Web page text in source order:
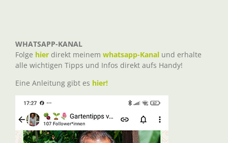
WHATSAPP-KANAL
Folge hier direkt meinem whatsapp-Kanal und erhalte
alle wichtigen Tipps und Infos direkt aufs Handy!
Eine Anleitung gibt es hier!